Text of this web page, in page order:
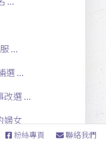
...
選 ...
改選 ...
婦女
粉絲專頁 聯絡我們